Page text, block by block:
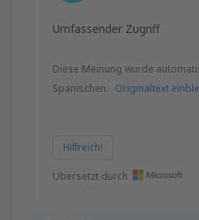
Umfassender Zugriff
Diese Meinung wurde
Spanischen. Originaltext
Hilfreich!
Übersetzt durch